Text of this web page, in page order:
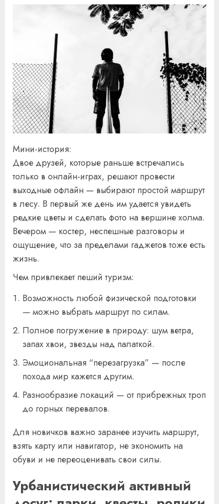
Мини-история:
Двое друзей, которые раньше встречались
только в онлайн-играх, решают провести
выходные офлайн — выбирают простой маршрут
в лесу. В первый же день им удается увидеть
редкие цветы и сделать фото на вершине холма.
Вечером — костер, неспешные разговоры и
ощущение, что за пределами гаджетов тоже есть
жизнь.
Чем привлекает пеший туризм:
Возможность любой физической подготовки
— можно выбрать маршрут по силам.
Полное погружение в природу: шум ветра,
запах хвои, звезды над палаткой.
Эмоциональная “перезагрузка” — после
похода мир кажется другим.
Разнообразие локаций — от прибрежных троп
до горных перевалов.
Для новичков важно заранее изучить маршрут,
взять карту или навигатор, не экономить на
обуви и не переоценивать свои силы.
Урбанистический активный